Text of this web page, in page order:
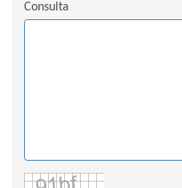
Consulta